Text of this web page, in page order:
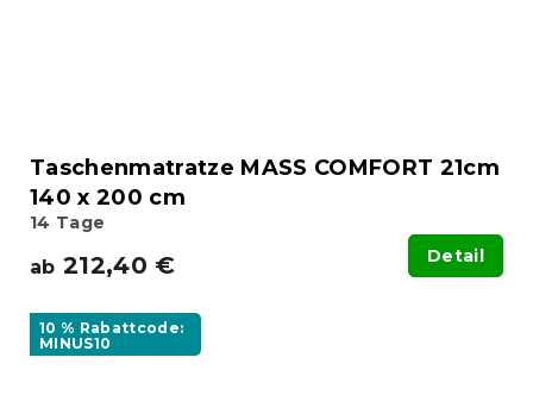
Taschenmatratze MASS COMFORT 21cm
140 x 200 cm
14 Tage
ab 212,40 € Detail
10 % Rabattcode:
MINUS10